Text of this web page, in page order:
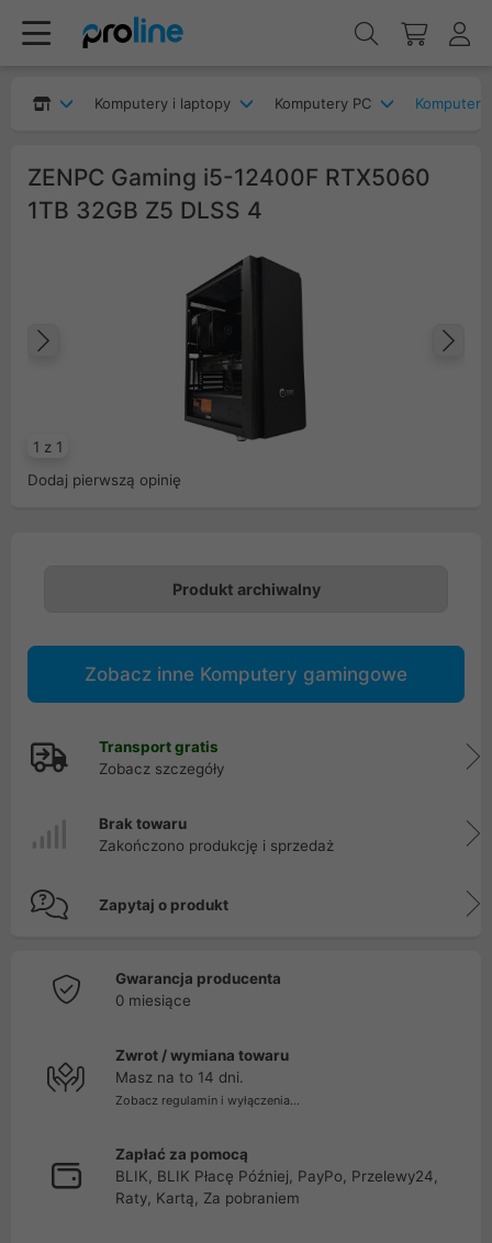
Komputery i laptopy Komputery PC
ZENPC Gaming i5-12400F RTX5060
1TB 32GB Z5 DLSS 4
1 z 1
Poprzedni
Dodaj pierwszą opinię
Produkt archiwalny
Zobacz inne Komputery gamingowe
Transport gratis
Zobacz szczegóły
Brak towaru
Zakończono produkcję i sprzedaż
Zapytaj o produkt
Gwarancja producenta
0 miesiące
Zwrot / wymiana towaru
Masz na to 14 dni.
Zobacz regulamin i wyłączenia...
Zapłać za pomocą
BLIK, BLIK Płacę Później, PayPo, Przelewy24,
Raty, Kartą, Za pobraniem